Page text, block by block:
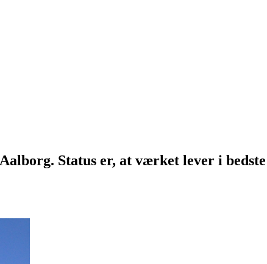
Status er, at værket lever i